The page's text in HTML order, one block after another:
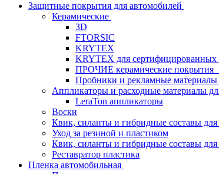
Защитные покрытия для автомобилей
Керамические
3D
FTORSIC
KRYTEX
KRYTEX для сертифицированных
ПРОЧИЕ керамические покрытия
Пробники и рекламные материалы
Аппликаторы и расходные материалы
LeraTon аппликаторы
Воски
Квик, силанты и гибридные составы для
Уход за резиной и пластиком
Квик, силанты и гибридные составы для
Реставратор пластика
Пленка автомобильная